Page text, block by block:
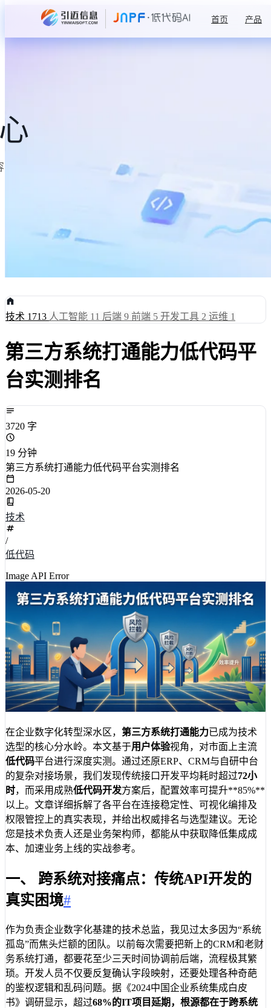
首页 产品
技术 1713 人工智能 11 后端 9 前端 5 开发工具 2 运维 1
第三方系统打通能力低代码平
台实测排名
3720 字
19 分钟
第三方系统打通能力低代码平台实测排名
2026-05-20
技术
/
低代码
Image API Error
在企业数字化转型深水区， 第三方系统打通能力已成为技术
选型的核心分水岭。本文基于用户体验视角，对市面上主流
低代码平台进行深度实测。通过还原ERP、CRM与自研中台
的复杂对接场景，我们发现传统接口开发平均耗时超过72小
时，而采用成熟低代码开发方案后，配置效率可提升**85%**
以上。文章详细拆解了各平台在连接稳定性、可视化编排及
权限管控上的真实表现，并给出权威排名与选型建议。无论
您是技术负责人还是业务架构师，都能从中获取降低集成成
本、加速业务上线的实战参考。
一、 跨系统对接痛点：传统API开发的
真实困境#
作为负责企业数字化基建的技术总监，我见过太多因为“系统
孤岛”而焦头烂额的团队。以前每次需要把新上的CRM和老财
务系统打通，都要花至少三天时间协调前后端，流程极其繁
琐。开发人员不仅要反复确认字段映射，还要处理各种奇葩
的鉴权逻辑和乱码问题。据《2024中国企业系统集成白皮
书》调研显示，超过68%的IT项目延期，根源都在于跨系统